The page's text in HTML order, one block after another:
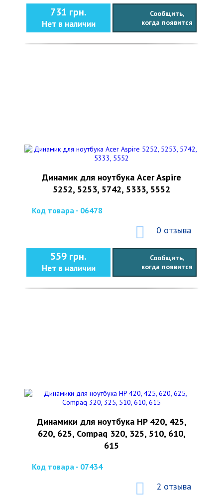
731 грн.
Нет в наличии
Сообщить,
когда появится
Динамик для ноутбука Acer Aspire
5252, 5253, 5742, 5333, 5552
Код товара - 06478
0 отзыва
559 грн.
Нет в наличии
Сообщить,
когда появится
Динамики для ноутбука HP 420, 425,
620, 625, Compaq 320, 325, 510, 610,
615
Код товара - 07434
2 отзыва